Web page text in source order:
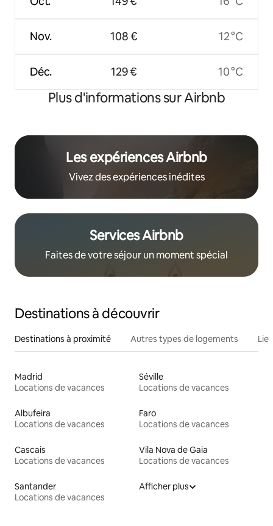
Nov.
Déc.
108 €
129 €
12 °C
10 °C
Plus d'informations sur Airbnb
Les expériences Airbnb
Vivez des expériences inédites
Services Airbnb
Faites de votre séjour un moment spécial
Destinations à découvrir
Destinations à proximité Autres types de logements
Madrid
Locations de vacances
Séville
Locations de vacances
Albufeira
Locations de vacances
Faro
Locations de vacances
Cascais
Locations de vacances
Vila Nova de Gaia
Locations de vacances
Santander
Locations de vacances
Afficher plus